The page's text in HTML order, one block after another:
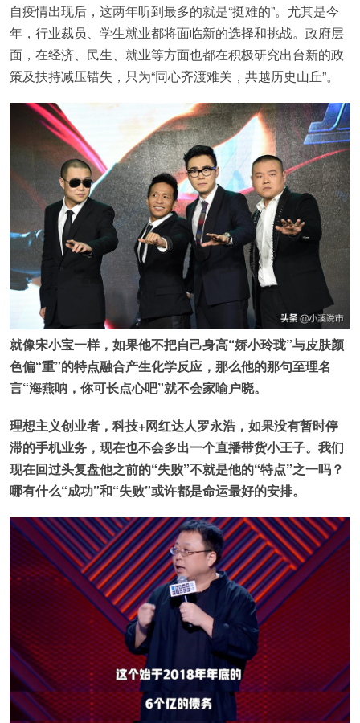
自疫情出现后，这两年听到最多的就是“挺难的”。尤其是今
年，行业裁员、学生就业都将面临新的选择和挑战。政府层
面，在经济、民生、就业等方面也都在积极研究出台新的政
策及扶持减压错失，只为“同心齐渡难关，共越历史山丘”。
就像宋小宝一样，如果他不把自己身高“娇小玲珑”与皮肤颜
色偏“重”的特点融合产生化学反应，那么他的那句至理名
言“海燕呐，你可长点心吧”就不会家喻户晓。
理想主义创业者，科技+网红达人罗永浩，如果没有暂时停
滞的手机业务，现在也不会多出一个直播带货小王子。我们
现在回过头复盘他之前的“失败”不就是他的“特点”之一吗？
哪有什么“成功”和“失败”或许都是命运最好的安排。